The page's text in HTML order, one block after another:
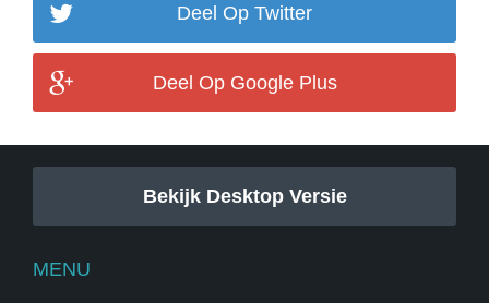
Deel Op Twitter
Deel Op Google Plus
Bekijk Desktop Versie
MENU